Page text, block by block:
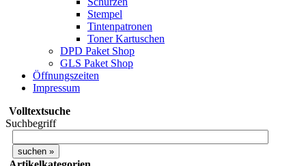
Stempel
Tintenpatronen
Toner Kartuschen
DPD Paket Shop
GLS Paket Shop
Öffnungszeiten
Impressum
Volltextsuche
Suchbegriff